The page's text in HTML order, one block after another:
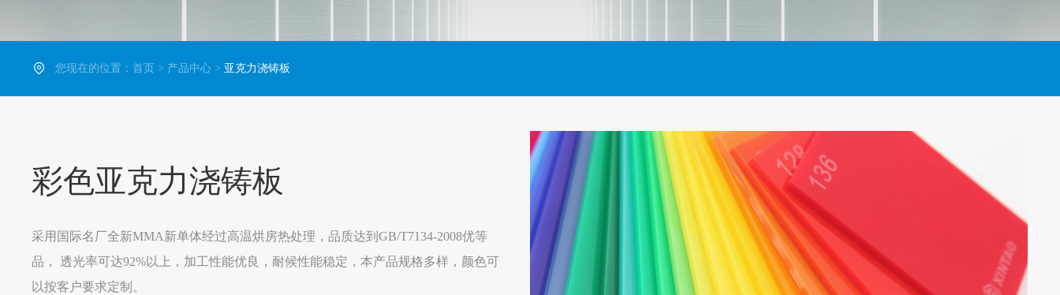
您现在的位置：首页 > 产品中心 > 亚克力浇铸板
彩色亚克力浇铸板
采用国际名厂全新MMA新单体经过高温烘房热处理，品质达到GB/T7134-2008优等
品， 透光率可达92%以上，加工性能优良，耐候性能稳定，本产品规格多样，颜色可
以按客户要求定制。